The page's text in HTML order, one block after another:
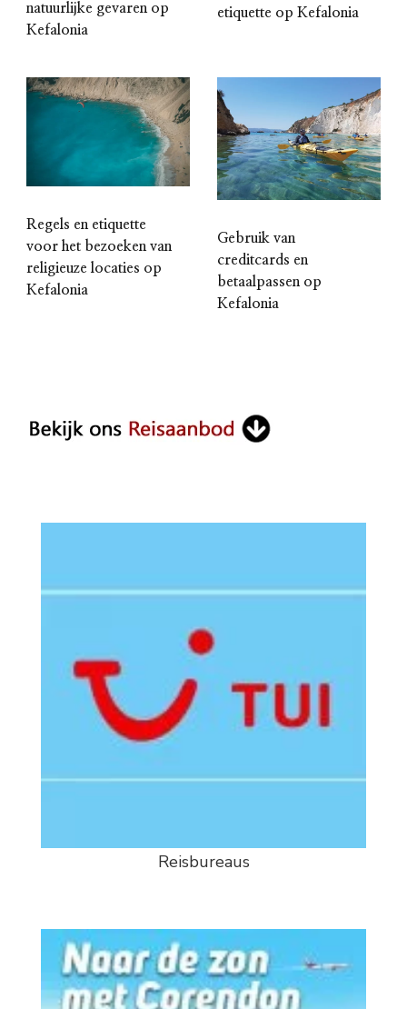
natuurlijke gevaren op
Kefalonia
etiquette op Kefalonia
Regels en etiquette
voor het bezoeken van
religieuze locaties op
Kefalonia
Gebruik van
creditcards en
betaalpassen op
Kefalonia
Reisbureaus